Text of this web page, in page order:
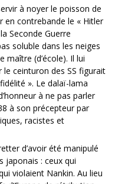
à noyer le poisson de
en contrebande le « Hitler
Seconde Guerre
soluble dans les neiges
maître (d’école). Il lui
ceinturon des SS figurait
». Le dalaï-lama
à ne pas parler
à son précepteur par
racistes et
d’avoir été manipulé
japonais : ceux qui
violaient Nankin. Au lieu